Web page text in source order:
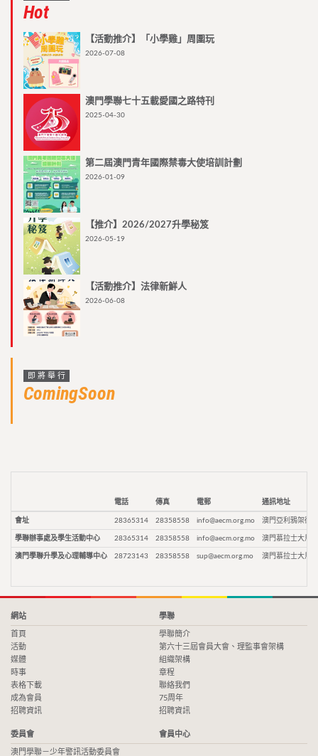
Hot
【活動推介】「小學雞」周圍玩
2026-07-08
澳門學聯七十五載愛國之路特刊
2025-04-30
第二屆澳門青年國際禁毒大使培訓計劃
2026-01-09
【推介】2026/2027升學秘笈
2026-05-19
【活動推介】法律新鮮人
2026-06-08
即將舉行
ComingSoon
電話 傳真 電郵 通訊地址
會址 28365314 28358558 info@aecm.org.mo 澳門亞利鴉架街9
學聯辦事處及學生活動中心 28365314 28358558 info@aecm.org.mo 澳門慕拉士大馬
澳門學聯升學及心理輔導中心 28723143 28358558 sup@aecm.org.mo 澳門慕拉士大馬
網站
首頁
活動
媒體
時事
表格下載
成為會員
招聘資訊
學聯
學聯簡介
第六十三屆會員大會、理監事會架構
組織架構
章程
聯絡我們
75周年
招聘資訊
委員會
澳門學聯－少年警訊活動委員會
會員中心